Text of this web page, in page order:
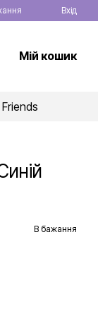
Вхід
Мій кошик
В бажання